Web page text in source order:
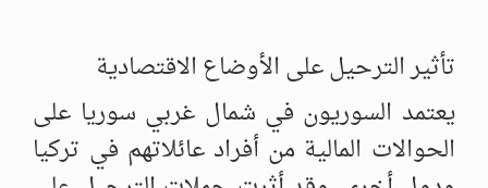
تأثير الترحيل على الأوضاع الاقتصادية
يعتمد السوريون في شمال غربي سوريا على
الحوالات المالية من أفراد عائلاتهم في تركيا